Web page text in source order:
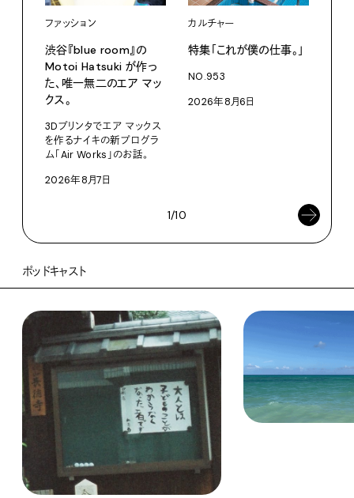
ファッション
渋⾕『blue room』の
Motoi Hatsuki が作っ
た、唯⼀無⼆のエア マッ
クス。
3Dプリンタでエア マックス
を作るナイキの新プログラ
ム「Air Works」のお話。
2026年8月7日
カルチャー
特集「これが僕の仕事。」
NO.953
2026年8月6日
1/10
ポッドキャスト